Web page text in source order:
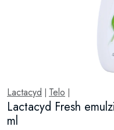
Lactacyd Telo
Lactacyd Fresh
ml